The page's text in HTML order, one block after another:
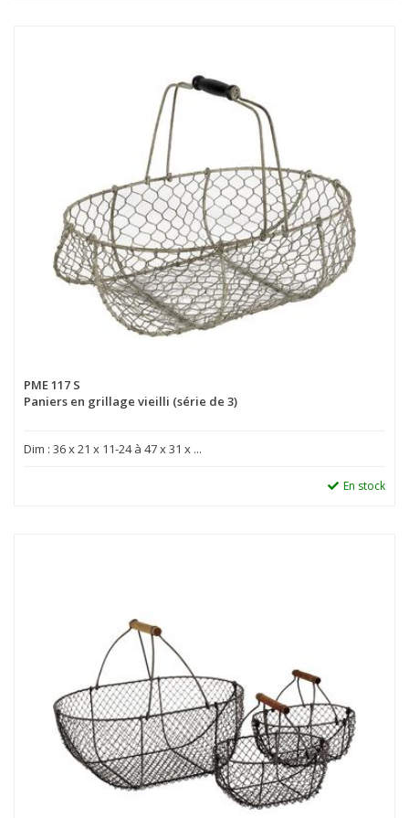
PME 117 S
Paniers en grillage vieilli (série de 3)
Dim : 36 x 21 x 11-24 à 47 x 31 x ...
En stock